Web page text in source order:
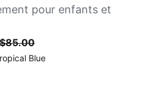
pour enfants et
Blue
BluePro Green